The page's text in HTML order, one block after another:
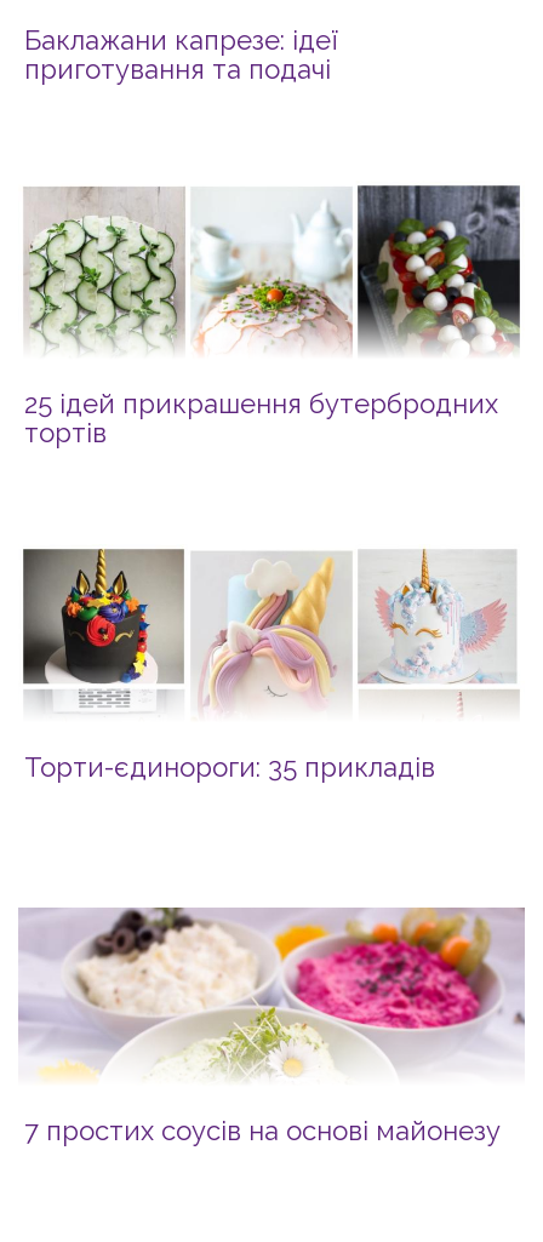
Баклажани капрезе: ідеї
приготування та подачі
25 ідей прикрашення бутербродних
тортів
Торти-єдинороги: 35 прикладів
7 простих соусів на основі майонезу